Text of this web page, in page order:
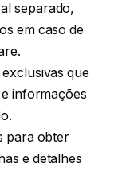
separado,
em caso de
que
informações
para obter
e detalhes